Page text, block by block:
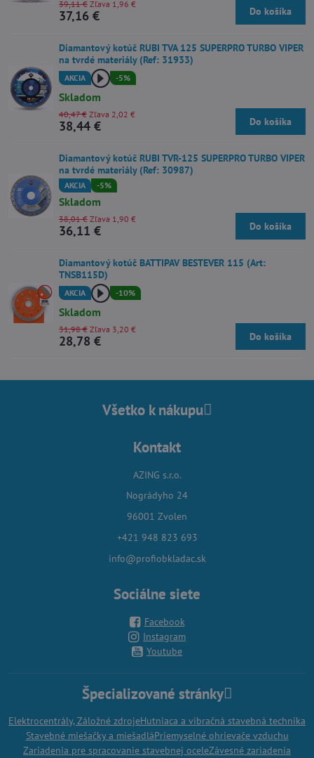
37,16 €
39,11 € Zľava 1,96 €
Do košíka
Diamantový kotúč RUBI TVA 125 SUPERPRO TURBO VIPER
na tvrdé materiály (Ref: 31933)
AKCIA -5%
Skladom
38,44 €
40,47 € Zľava 2,02 €
Do košíka
Diamantový kotúč RUBI TVR-125 SUPERPRO TURBO VIPER
na tvrdé materiály (Ref: 30987)
AKCIA -5%
Skladom
36,11 €
38,01 € Zľava 1,90 €
Do košíka
Diamantový kotúč BATTIPAV BESTEVER 115 (Art:
TNSB115D)
AKCIA -10%
Skladom
28,78 €
31,98 € Zľava 3,20 €
Do košíka
Všetko k nákupu
Kontakt
AZING s.r.o.
Nográdyho 24
96001 Zvolen
+421 948 823 693
info@profiobkladac.sk
Sociálne siete
Facebook
Instagram
Youtube
Špecializované stránky
Elektrocentrály, Záložné zdrojeHutniaca a vibračná stavebná technika
Stavebné miešačky a miešadláPriemyselné ohrievače vzduchu
Zariadenia pre spracovanie stavebnej oceleZávesné zariadenia